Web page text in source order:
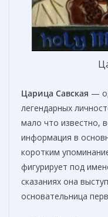
Царица Савская —
легендарных
мало что известно,
информация в
коротким
фигурирует под
сказаниях она
основательница